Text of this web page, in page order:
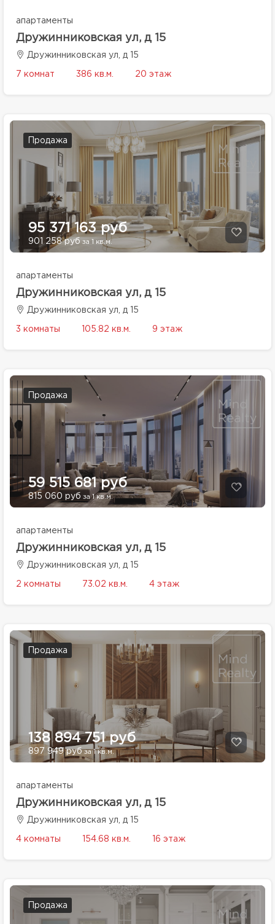
апартаменты
Дружинниковская ул, д 15
Дружинниковская ул, д 15
7 комнат 386 кв.м. 20 этаж
Продажа
95 371 163 руб
901 258 руб за 1 кв.м.
апартаменты
Дружинниковская ул, д 15
Дружинниковская ул, д 15
3 комнаты 105.82 кв.м. 9 этаж
Продажа
59 515 681 руб
815 060 руб за 1 кв.м.
апартаменты
Дружинниковская ул, д 15
Дружинниковская ул, д 15
2 комнаты 73.02 кв.м. 4 этаж
Продажа
138 894 751 руб
897 949 рубза 1 кв.м.
апартаменты
Дружинниковская ул, д 15
Дружинниковская ул, д 15
4 комнаты 154.68 кв.м. 16 этаж
Продажа